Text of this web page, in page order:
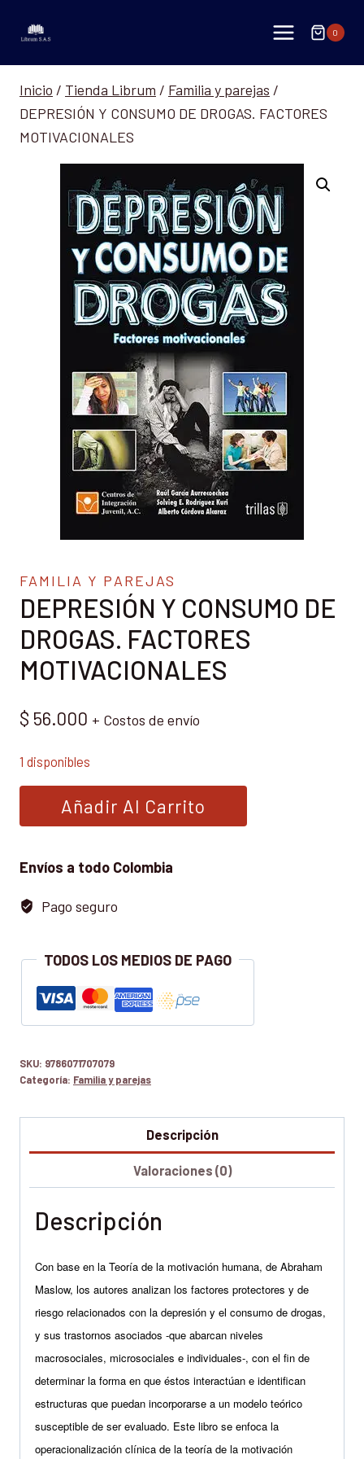
0
Inicio / Tienda Librum / Familia y parejas /
DEPRESIÓN Y CONSUMO DE DROGAS. FACTORES
MOTIVACIONALES
FAMILIA Y PAREJAS
DEPRESIÓN Y CONSUMO DE
DROGAS. FACTORES
MOTIVACIONALES
$ 56.000 + Costos de envío
1 disponibles
DEPRESIÓN
DE
FACTORES
cantidad
Añadir Al Carrito
Envíos a todo Colombia
Pago seguro
TODOS LOS MEDIOS DE PAGO
SKU: 9786071707079
Categoría: Familia y parejas
Descripción
Valoraciones (0)
Descripción
Con base en la Teoría de la motivación humana, de Abraham
Maslow, los autores analizan los factores protectores y de
riesgo relacionados con la depresión y el consumo de drogas,
y sus trastornos asociados -que abarcan niveles
macrosociales, microsociales e individuales-, con el fin de
determinar la forma en que éstos interactúan e identifican
estructuras que puedan incorporarse a un modelo teórico
susceptible de ser evaluado. Este libro se enfoca la
operacionalización clínica de la teoría de la motivación